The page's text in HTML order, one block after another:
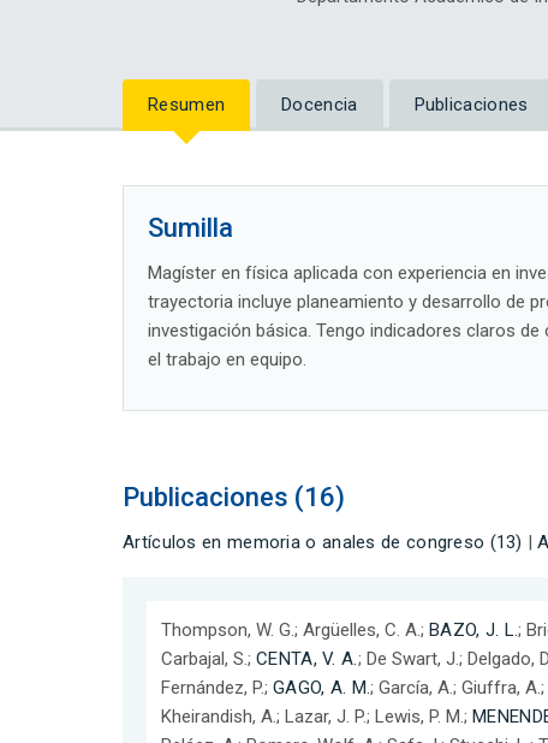
Resumen Docencia Publicaciones
Sumilla
Magíster en física aplicada con experiencia en
trayectoria incluye planeamiento y desarrollo de
investigación básica. Tengo indicadores claros
el trabajo en equipo.
Publicaciones (16)
Artículos en memoria o anales de congreso (13)
Thompson, W. G.; Argüelles, C. A.; BAZO, J. L.;
Carbajal, S.; CENTA, V. A.; De Swart, J.; Delgado,
Fernández, P.; GAGO, A. M.; García, A.; Giuffra,
Kheirandish, A.; Lazar, J. P.; Lewis, P. M.;